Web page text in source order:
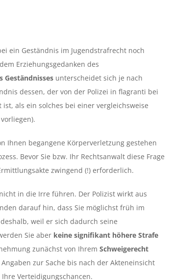
ein Geständnis im Jugendstrafrecht noch
Erziehungsgedanken des
Geständnisses unterscheidet sich je nach
dessen, der von der Polizei in flagranti bei
als ein solches bei einer vergleichsweise
Ihnen begangene Körperverletzung gestehen
Bevor Sie bzw. Ihr Rechtsanwalt diese Frage
zwingend (!) erforderlich.
in die Irre führen. Der Polizist wirkt aus
darauf hin, dass Sie möglichst früh im
weil er sich dadurch seine
Sie aber keine signifikant höhere Strafe
zunächst von Ihrem Schweigerecht
zur Sache bis nach der Akteneinsicht
Verteidigungschancen.